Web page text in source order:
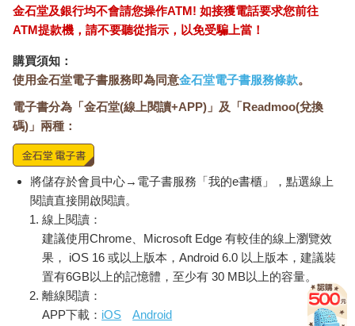
金石堂及銀行均不會請您操作ATM! 如接獲電話要求您前往
ATM提款機，請不要聽從指示，以免受騙上當！
購買須知：
使用金石堂電子書服務即為同意金石堂電子書服務條款。
電子書分為「金石堂(線上閱讀+APP)」及「Readmoo(兌換
碼)」兩種：
將儲存於會員中心→電子書服務「我的e書櫃」，點選線上
閱讀直接開啟閱讀。
線上閱讀：
建議使用Chrome、Microsoft Edge 有較佳的線上瀏覽效
果， iOS 16 或以上版本，Android 6.0 以上版本，建議裝
置有6GB以上的記憶體，至少有 30 MB以上的容量。
離線閱讀：
APP下載： iOS
Android